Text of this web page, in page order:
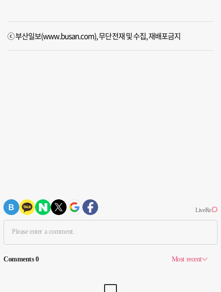
ⓒ 부산일보(www.busan.com), 무단전재 및 수집, 재배포금지